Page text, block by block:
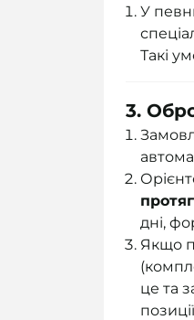
У
Такі
3.
дні,
Якщо
це та